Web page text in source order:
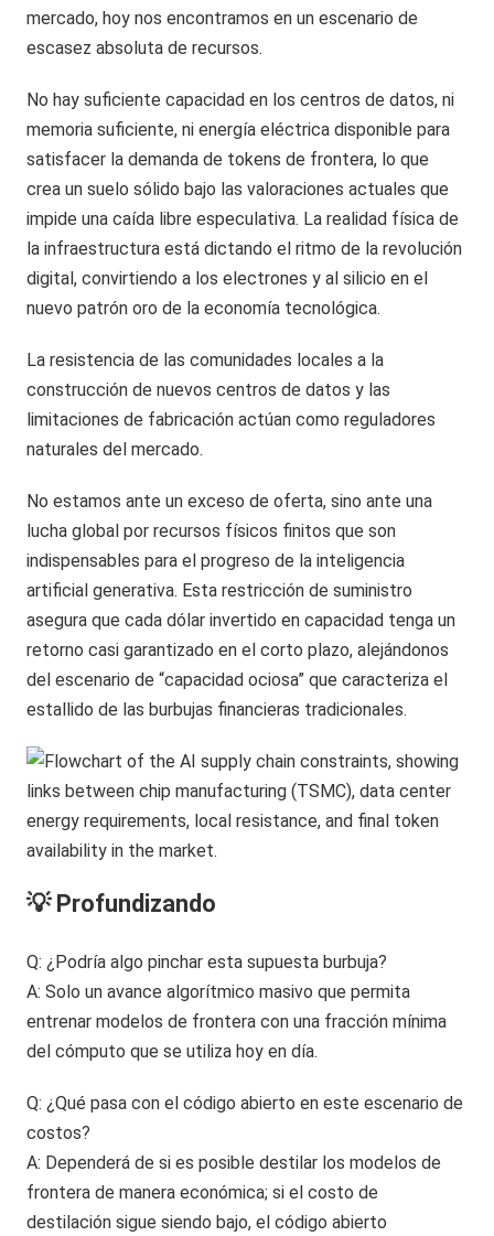
mercado, hoy nos encontramos en un escenario de
escasez absoluta de recursos.
No hay suficiente capacidad en los centros de datos, ni
memoria suficiente, ni energía eléctrica disponible para
satisfacer la demanda de tokens de frontera, lo que
crea un suelo sólido bajo las valoraciones actuales que
impide una caída libre especulativa. La realidad física de
la infraestructura está dictando el ritmo de la revolución
digital, convirtiendo a los electrones y al silicio en el
nuevo patrón oro de la economía tecnológica.
La resistencia de las comunidades locales a la
construcción de nuevos centros de datos y las
limitaciones de fabricación actúan como reguladores
naturales del mercado.
No estamos ante un exceso de oferta, sino ante una
lucha global por recursos físicos finitos que son
indispensables para el progreso de la inteligencia
artificial generativa. Esta restricción de suministro
asegura que cada dólar invertido en capacidad tenga un
retorno casi garantizado en el corto plazo, alejándonos
del escenario de “capacidad ociosa” que caracteriza el
estallido de las burbujas financieras tradicionales.
💡 Profundizando
Q: ¿Podría algo pinchar esta supuesta burbuja?
A: Solo un avance algorítmico masivo que permita
entrenar modelos de frontera con una fracción mínima
del cómputo que se utiliza hoy en día.
Q: ¿Qué pasa con el código abierto en este escenario de
costos?
A: Dependerá de si es posible destilar los modelos de
frontera de manera económica; si el costo de
destilación sigue siendo bajo, el código abierto